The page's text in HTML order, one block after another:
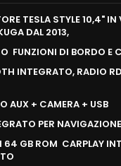
TESLA STYLE 10,4"
DAL 2013,
FUNZIONI DI BORDO E
INTEGRATO, RADIO
AUX + CAMERA + USB
PER
64 GB ROM CARPLAY